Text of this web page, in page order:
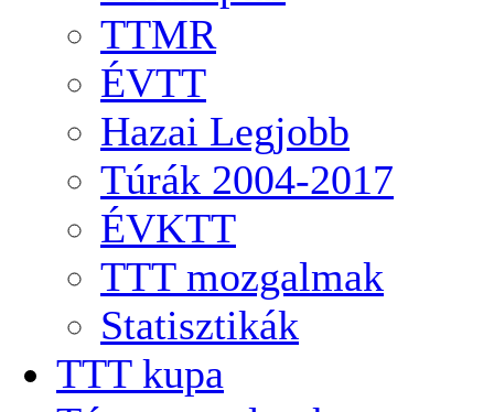
TTMR
ÉVTT
Hazai Legjobb
Túrák 2004-2017
ÉVKTT
TTT mozgalmak
Statisztikák
TTT kupa